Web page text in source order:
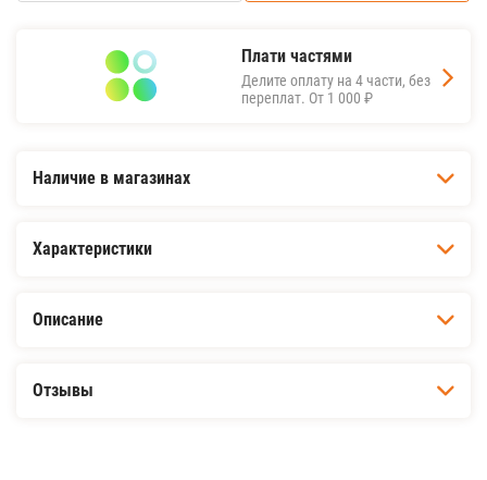
Плати частями
Делите оплату на 4 части, без
переплат. От 1 000 ₽
Наличие в магазинах
Характеристики
Описание
Отзывы